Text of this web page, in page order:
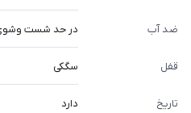
ضد آب در حد شست
قفل سگکی
تاریخ دارد